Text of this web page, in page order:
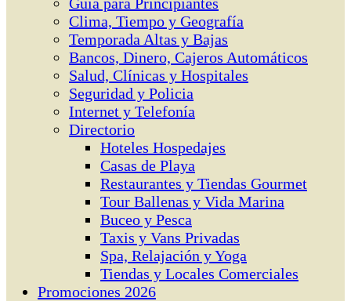
Clima, Tiempo y Geografía
Temporada Altas y Bajas
Bancos, Dinero, Cajeros Automáticos
Salud, Clínicas y Hospitales
Seguridad y Policia
Internet y Telefonía
Directorio
Hoteles Hospedajes
Casas de Playa
Restaurantes y Tiendas Gourmet
Tour Ballenas y Vida Marina
Buceo y Pesca
Taxis y Vans Privadas
Spa, Relajación y Yoga
Tiendas y Locales Comerciales
Promociones 2026